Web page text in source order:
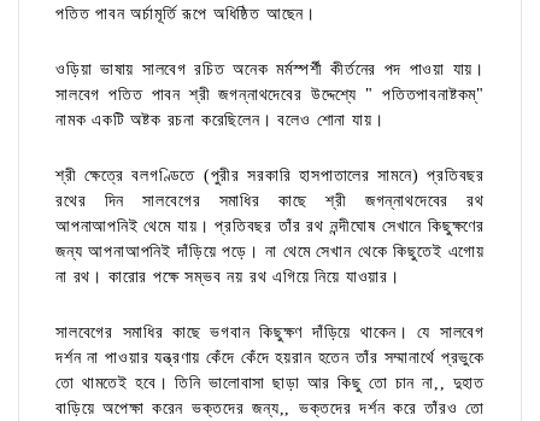
পতিত পাবন অর্চামূর্তি রূপে অধিষ্ঠিত আছেন।
ওড়িয়া ভাষায় সালবেগ রচিত অনেক মর্মস্পর্শী কীর্তনের পদ পাওয়া যায়।
সালবেগ পতিত পাবন শ্রী জগন্নাথদেবের উদ্দেশ্যে " পতিতপাবনাষ্টকম্"
নামক একটি অষ্টক রচনা করেছিলেন। বলেও শোনা যায়।
শ্রী ক্ষেত্রে বলগণ্ডিতে (পুরীর সরকারি হাসপাতালের সামনে) প্রতিবছর
রথের দিন সালবেগের সমাধির কাছে শ্রী জগন্নাথদেবের রথ
আপনাআপনিই থেমে যায়। প্রতিবছর তাঁর রথ নন্দীঘোষ সেখানে কিছুক্ষণের
জন্য আপনাআপনিই দাঁড়িয়ে পড়ে। না থেমে সেখান থেকে কিছুতেই এগোয়
না রথ। কারোর পক্ষে সম্ভব নয় রথ এগিয়ে নিয়ে যাওয়ার।
সালবেগের সমাধির কাছে ভগবান কিছুক্ষণ দাঁড়িয়ে থাকেন। যে সালবেগ
দর্শন না পাওয়ার যন্ত্রণায় কেঁদে কেঁদে হয়রান হতেন তাঁর সম্মানার্থে প্রভুকে
তো থামতেই হবে। তিনি ভালোবাসা ছাড়া আর কিছু তো চান না,, দুহাত
বাড়িয়ে অপেক্ষা করেন ভক্তদের জন্য,, ভক্তদের দর্শন করে তাঁরও তো